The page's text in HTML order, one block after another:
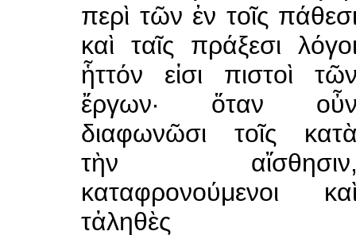
περὶ τῶν ἐν τοῖς
καὶ ταῖς πράξεσι
ἧττόν εἰσι πιστοὶ
ἔργων· ὅταν
διαφωνῶσι τοῖς
τὴν
καταφρονούμενοι
τἀληθὲς